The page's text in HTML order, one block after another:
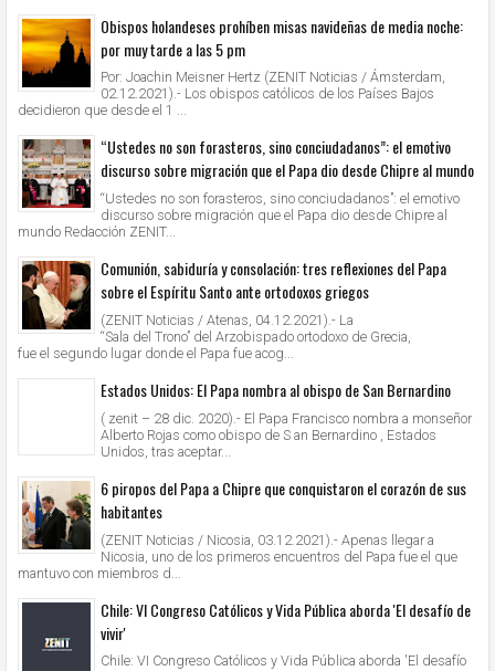
Obispos holandeses prohíben misas navideñas de media noche:
por muy tarde a las 5 pm
Por: Joachin Meisner Hertz (ZENIT Noticias / Ámsterdam,
02.12.2021).- Los obispos católicos de los Países Bajos
decidieron que desde el 1 ...
“Ustedes no son forasteros, sino conciudadanos”: el emotivo
discurso sobre migración que el Papa dio desde Chipre al mundo
“Ustedes no son forasteros, sino conciudadanos”: el emotivo
discurso sobre migración que el Papa dio desde Chipre al
mundo Redacción ZENIT...
Comunión, sabiduría y consolación: tres reflexiones del Papa
sobre el Espíritu Santo ante ortodoxos griegos
(ZENIT Noticias / Atenas, 04.12.2021).- La
“Sala del Trono” del Arzobispado ortodoxo de Grecia,
fue el segundo lugar donde el Papa fue acog...
Estados Unidos: El Papa nombra al obispo de San Bernardino
( zenit – 28 dic. 2020).- El Papa Francisco nombra a monseñor
Alberto Rojas como obispo de S an Bernardino , Estados
Unidos, tras aceptar...
6 piropos del Papa a Chipre que conquistaron el corazón de sus
habitantes
(ZENIT Noticias / Nicosia, 03.12.2021).- Apenas llegar a
Nicosia, uno de los primeros encuentros del Papa fue el que
mantuvo con miembros d...
Chile: VI Congreso Católicos y Vida Pública aborda 'El desafío de
vivir'
Chile: VI Congreso Católicos y Vida Pública aborda 'El desafío